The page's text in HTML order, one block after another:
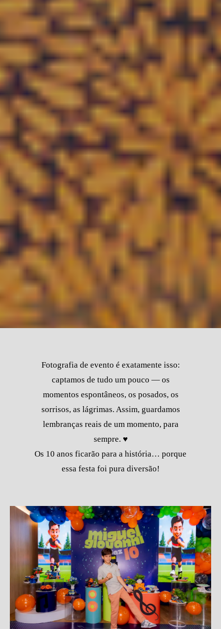
Fotografia de evento é exatamente isso:
captamos de tudo um pouco — os
momentos espontâneos, os posados, os
sorrisos, as lágrimas. Assim, guardamos
lembranças reais de um momento, para
sempre. ♥
Os 10 anos ficarão para a história… porque
essa festa foi pura diversão!